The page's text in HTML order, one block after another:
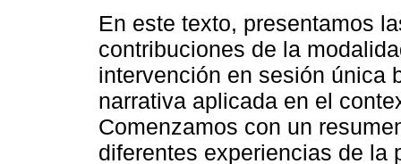
En este texto, presentamos
contribuciones de la
intervención en sesión única
narrativa aplicada en el
Comenzamos con un
diferentes experiencias de la